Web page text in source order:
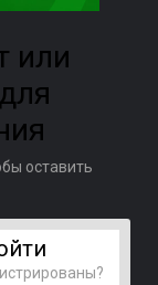
или
оставить